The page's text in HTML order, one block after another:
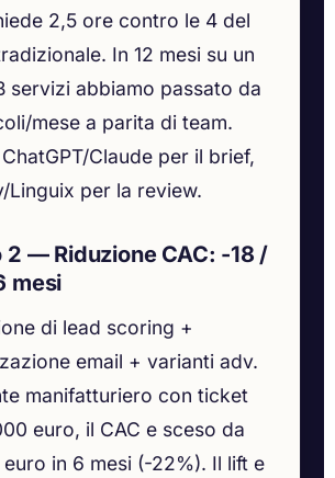
2,5 ore contro le 4 del
In 12 mesi su un
servizi abbiamo passato da
mese a parita di team.
Claude per il brief,
Linguix per la review.
2 — Riduzione CAC: -18 /
mesi
di lead scoring +
email + varianti adv.
manifatturiero con ticket
euro, il CAC e sceso da
in 6 mesi (-22%). Il lift e